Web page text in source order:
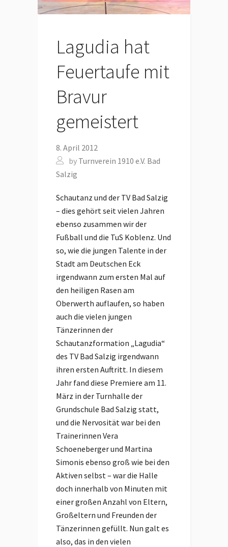
Lagudia hat
Feuertaufe mit
Bravur
gemeistert
8. April 2012
by Turnverein 1910 e.V. Bad
Salzig
Schautanz und der TV Bad Salzig
– dies gehört seit vielen Jahren
ebenso zusammen wir der
Fußball und die TuS Koblenz. Und
so, wie die jungen Talente in der
Stadt am Deutschen Eck
irgendwann zum ersten Mal auf
den heiligen Rasen am
Oberwerth auflaufen, so haben
auch die vielen jungen
Tänzerinnen der
Schautanzformation „Lagudia“
des TV Bad Salzig irgendwann
ihren ersten Auftritt. In diesem
Jahr fand diese Premiere am 11.
März in der Turnhalle der
Grundschule Bad Salzig statt,
und die Nervosität war bei den
Trainerinnen Vera
Schoeneberger und Martina
Simonis ebenso groß wie bei den
Aktiven selbst – war die Halle
doch innerhalb von Minuten mit
einer großen Anzahl von Eltern,
Großeltern und Freunden der
Tänzerinnen gefüllt. Nun galt es
also, das in den vielen